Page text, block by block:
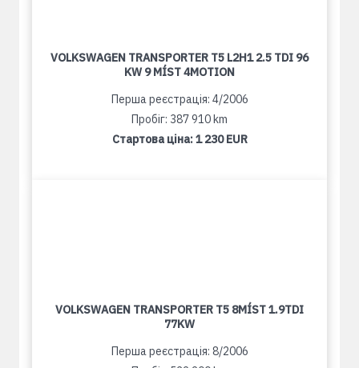
VOLKSWAGEN TRANSPORTER T5 L2H1 2.5 TDI 96
KW 9 MÍST 4MOTION
Перша реєстрація: 4/2006
Пробіг: 387 910 km
Стартова ціна:1 230 EUR
VOLKSWAGEN TRANSPORTER T5 8MÍST 1.9TDI
77KW
Перша реєстрація: 8/2006